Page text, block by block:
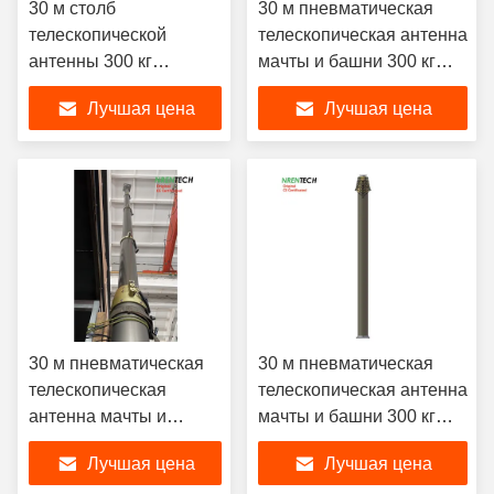
30 м столб
телескопической
антенны 300 кг
полезные нагрузки -
5,5 м закрытая высота
для антенны - тяжелые
полезные нагрузки
пневматический мачта
Лучшая цена
30 м пневматическая
телескопическая антенна
мачты и башни 300 кг
полезные нагрузки - 5,5
м закрытая высота для
антенны
Лучшая цена
30 м пневматическая
телескопическая
антенна мачты и
башни 300 кг полезные
нагрузки - 5,5 м
Лучшая цена
30 м пневматическая
телескопическая антенна
мачты и башни 300 кг
полезные нагрузки - 5,5
м закрытая высота для
Лучшая цена